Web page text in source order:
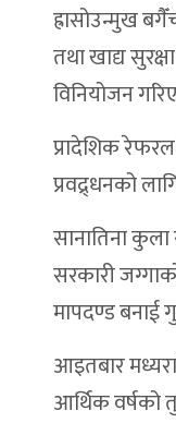
ह्रासोउन्मुख
तथा खाद्य
विनियोजन
प्रादेशिक
प्रवद्र्धनको
सानातिना
सरकारी
मापदण्ड बनाई
आइतबार
आर्थिक वर्षको